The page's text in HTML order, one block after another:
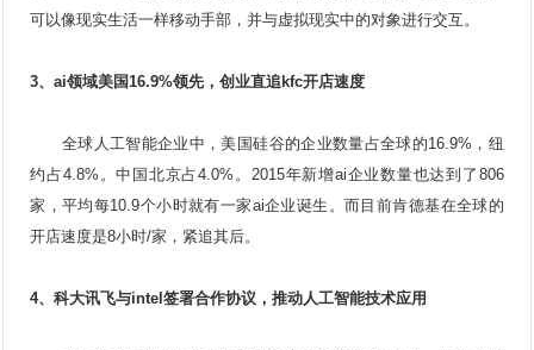
可以像现实生活一样移动手部，并与虚拟现实中的对象进行交互。
3、ai领域美国16.9%领先，创业直追kfc开店速度
全球人工智能企业中，美国硅谷的企业数量占全球的16.9%，纽
约占4.8%。中国北京占4.0%。2015年新增ai企业数量也达到了806
家，平均每10.9个小时就有一家ai企业诞生。而目前肯德基在全球的
开店速度是8小时/家，紧追其后。
4、科大讯飞与intel签署合作协议，推动人工智能技术应用